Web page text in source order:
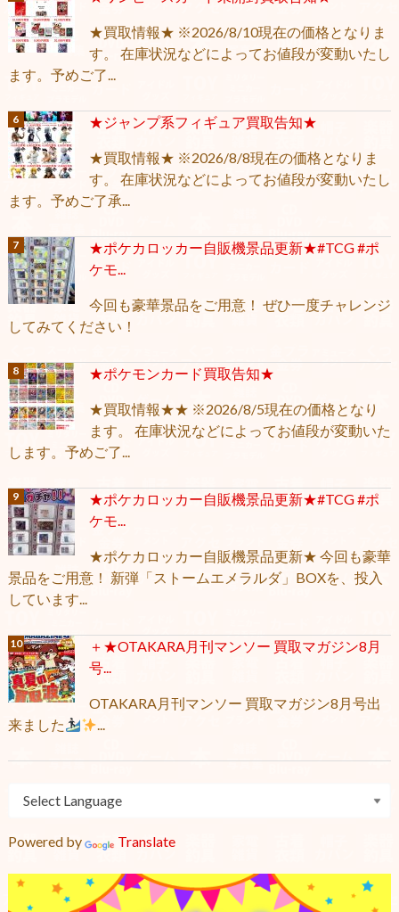
★買取情報★ ※2026/8/10現在の価格となりま
す。 在庫状況などによってお値段が変動いたし
ます。予めご了...
★ジャンプ系フィギュア買取告知★
★買取情報★ ※2026/8/8現在の価格となりま
す。 在庫状況などによってお値段が変動いたし
ます。予めご了承...
★ポケカロッカー自販機景品更新★#TCG #ポ
ケモ...
今回も豪華景品をご用意！ ぜひ一度チャレンジ
してみてください！
★ポケモンカード買取告知★
★買取情報★★ ※2026/8/5現在の価格となり
ます。 在庫状況などによってお値段が変動いた
します。予めご了...
★ポケカロッカー自販機景品更新★#TCG #ポ
ケモ...
★ポケカロッカー自販機景品更新★ 今回も豪華
景品をご用意！ 新弾「ストームエメラルダ」BOXを、投入
しています...
＋★OTAKARA月刊マンソー 買取マガジン8月
号...
OTAKARA月刊マンソー 買取マガジン8月号出
来ました
...
Powered by Translate